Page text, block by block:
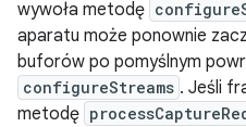
wywoła metodę
aparatu może ponownie
buforów po pomyślnym
configureStreams . Jeśli
metodę